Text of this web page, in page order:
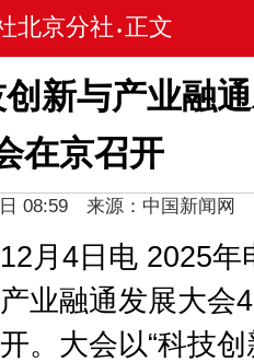
北京分社 • 正文
新与产业融
在京召开
08:59 来源：中国新闻网
4日电 2025年
业融通发展大会
。大会以“科技